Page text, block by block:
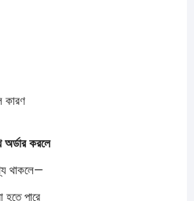
কারণ
অর্ডারকরলে
থাকলে—
পারে